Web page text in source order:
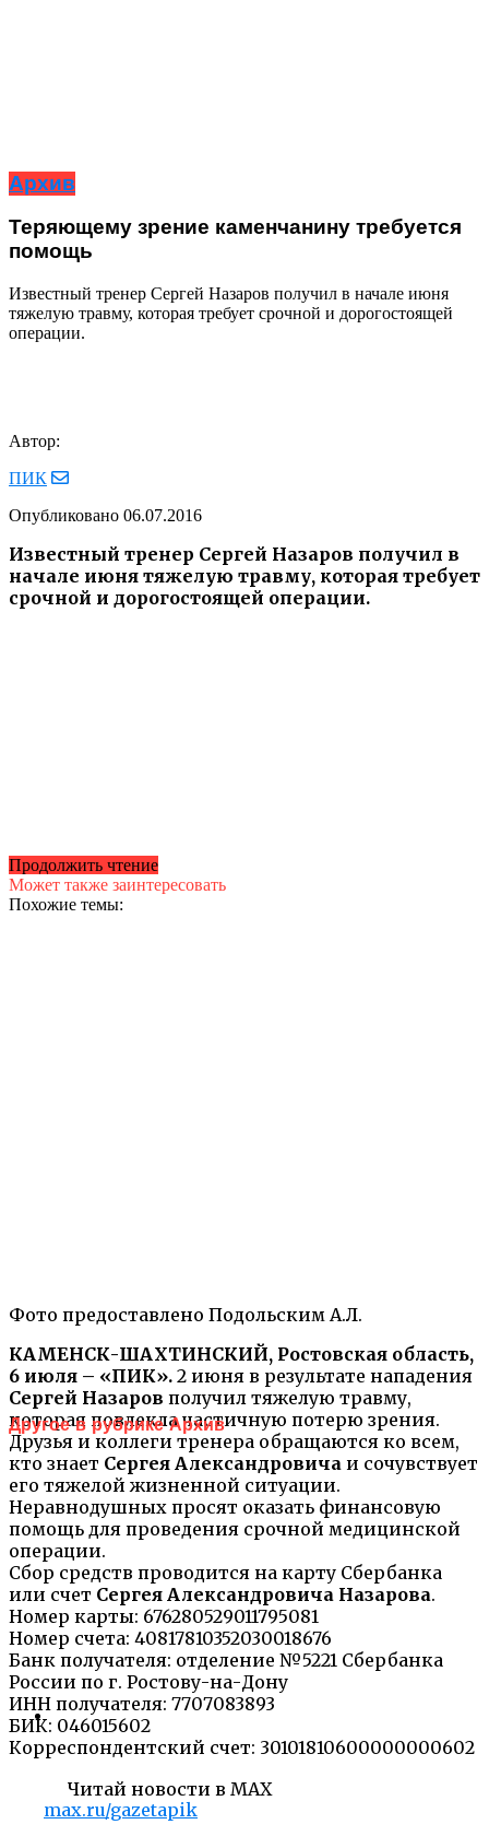
Архив
Теряющему зрение каменчанину требуется
помощь
Известный тренер Сергей Назаров получил в начале июня
тяжелую травму, которая требует срочной и дорогостоящей
операции.
Автор:
ПИК
Опубликовано 06.07.2016
Известный тренер Сергей Назаров получил в
начале июня тяжелую травму, которая требует
срочной и дорогостоящей операции.
Фото предоставлено Подольским А.Л.
КАМЕНСК-ШАХТИНСКИЙ, Ростовская область,
6 июля – «ПИК». 2 июня в результате нападения
Сергей Назаров получил тяжелую травму,
которая повлекла частичную потерю зрения.
Друзья и коллеги тренера обращаются ко всем,
кто знает Сергея Александровича и сочувствует
его тяжелой жизненной ситуации.
Неравнодушных просят оказать финансовую
помощь для проведения срочной медицинской
операции.
Сбор средств проводится на карту Сбербанка
или счет Сергея Александровича Назарова.
Номер карты: 676280529011795081
Номер счета: 40817810352030018676
Банк получателя: отделение №5221 Сбербанка
России по г. Ростову-на-Дону
ИНН получателя: 7707083893
БИК: 046015602
Корреспондентский счет: 30101810600000000602
Читай новости в MAX
max.ru/gazetapik
Продолжить чтение
Может также заинтересовать
Похожие темы:
Другое в рубрике Архив